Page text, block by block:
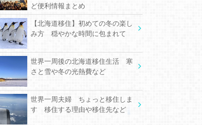
ど便利情報まとめ
【北海道移住】初めての冬の楽し
み方 穏やかな時間に包まれて
世界一周後の北海道移住生活 寒
さと雪や冬の光熱費など
世界一周夫婦 ちょっと移住しま
す 移住する理由や移住先など